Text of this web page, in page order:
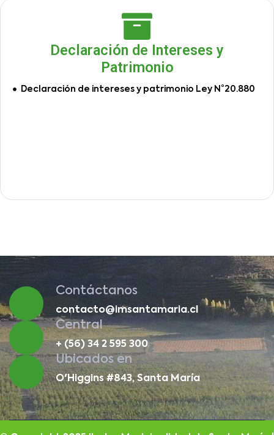
Declaración de Intereses y
Patrimonio
Declaración de intereses y patrimonio Ley N°20.880
Contáctanos
contacto@imsantamaria.cl
Central
+ (56) 34 2 595 300
Ubicados en
O'Higgins #843, Santa María